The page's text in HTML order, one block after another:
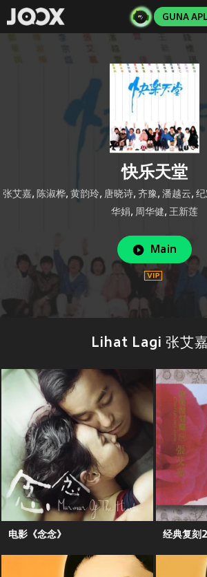
GUNA
快乐天堂
张艾嘉, 陈淑桦, 黄韵玲, 唐晓诗, 齐豫, 潘越云,
华娟, 周华健, 王新莲
Main
Lihat Lagi 张艾
电影《念念》 经典复刻